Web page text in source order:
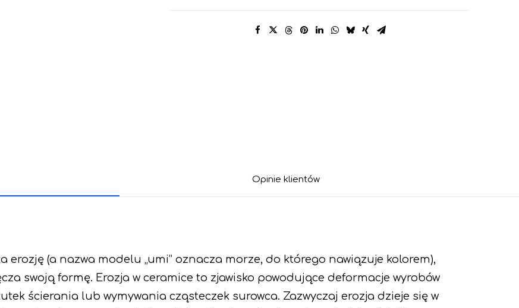
Opinie klientów
erozję (a nazwa modelu „umi” oznacza morze, do którego nawiązuje kolorem),
swoją formę. Erozja w ceramice to zjawisko powodujące deformacje wyrobów
ścierania lub wymywania cząsteczek surowca. Zazwyczaj erozja dzieje się w